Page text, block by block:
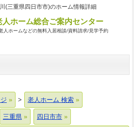
(三重県四日市市)のホーム情報詳細
人ホーム総合ご案内センター
人ホームなどの無料入居相談/資料請求/見学予約
> 老人ホーム 検索
三重県 四日市市